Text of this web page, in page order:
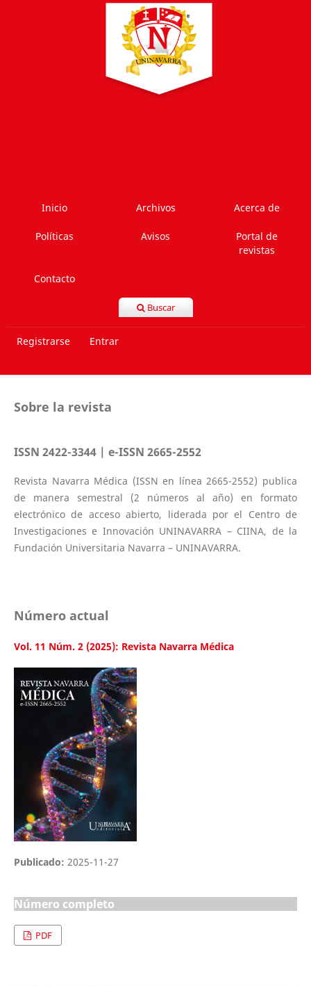
Inicio Archivos Acerca de
Políticas Avisos
Portal de
revistas
Contacto
Buscar
Registrarse Entrar
Sobre la revista
ISSN 2422-3344 | e-ISSN 2665-2552
Revista Navarra Médica (ISSN en línea 2665-2552) publica
de manera semestral (2 números al año) en formato
electrónico de acceso abierto, liderada por el Centro de
Investigaciones e Innovación UNINAVARRA – CIINA, de la
Fundación Universitaria Navarra – UNINAVARRA.
Número actual
Vol. 11 Núm. 2 (2025): Revista Navarra Médica
Publicado: 2025-11-27
Número completo
PDF